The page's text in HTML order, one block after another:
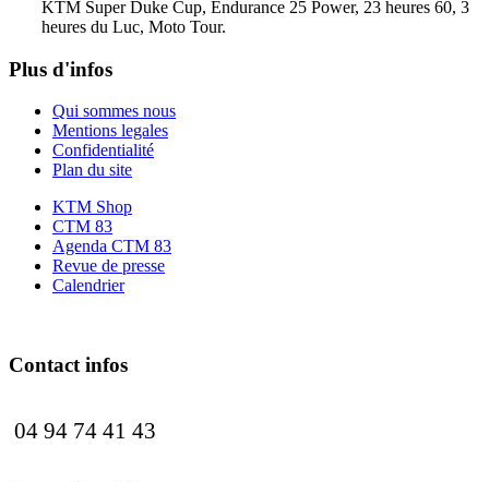
KTM Super Duke Cup, Endurance 25 Power, 23 heures 60, 3
heures du Luc, Moto Tour.
Plus d'infos
Qui sommes nous
Mentions legales
Confidentialité
Plan du site
KTM Shop
CTM 83
Agenda CTM 83
Revue de presse
Calendrier
Contact infos
04 94 74 41 43